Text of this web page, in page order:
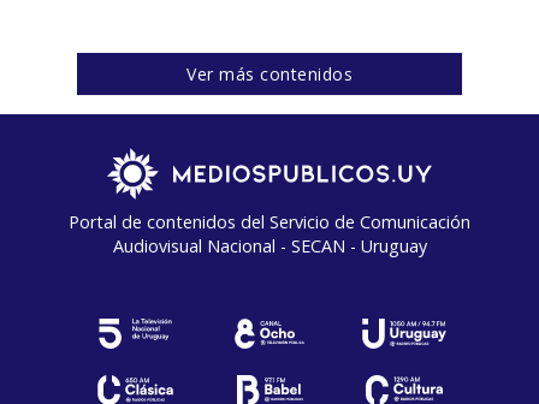
Ver más contenidos
Portal de contenidos del Servicio de Comunicación
Audiovisual Nacional - SECAN - Uruguay